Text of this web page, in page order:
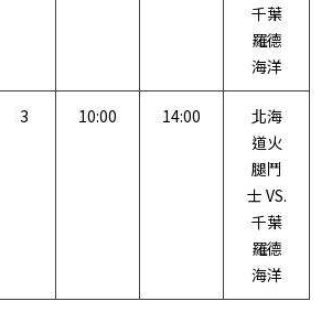
千葉
羅德
海洋
3 10:00 14:00
北海
道火
腿鬥
士 VS.
千葉
羅德
海洋